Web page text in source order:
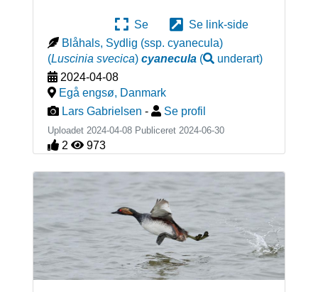
Se
Se link-side
Blåhals, Sydlig (ssp. cyanecula)
(Luscinia svecica) cyanecula( underart)
2024-04-08
Egå engsø, Danmark
Lars Gabrielsen - Se profil
Uploadet 2024-04-08 Publiceret 2024-06-30
2 973